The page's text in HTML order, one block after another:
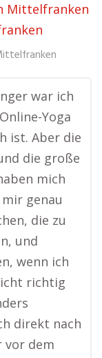
Mittelfranken
war ich
Yoga
ist. Aber die
die große
mich
genau
die zu
und
wenn ich
richtig
direkt nach
vor dem